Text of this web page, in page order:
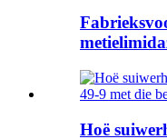
Hoë